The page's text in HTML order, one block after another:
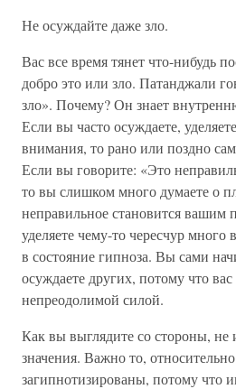
Не осуждайте даже зло.
Вас все время тянет что-нибудь
добро это или зло. Патанджали
зло». Почему? Он знает
Если вы часто осуждаете,
внимания, то рано или поздно
Если вы говорите: «Это
то вы слишком много думаете о
неправильное становится вашим
уделяете чему-то чересчур
в состояние гипноза. Вы сами
осуждаете других, потому что
непреодолимой силой.
Как вы выглядите со стороны, не
значения. Важно то,
загипнотизированы, потому что